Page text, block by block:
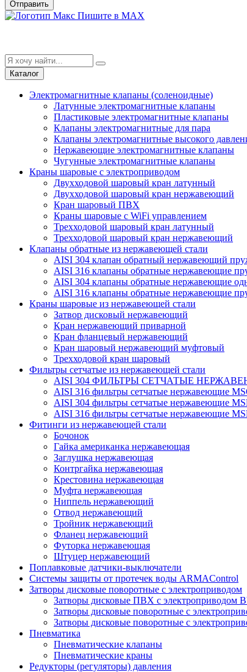
Отправить
Пишите в MAX
Каталог
Электромагнитные клапаны (соленоидные)
Латунные электромагнитные клапаны
Пластиковые электромагнитные клапаны
Клапаны электромагнитные для пара
Клапаны электромагнитные высокого
Нержавеющие электромагнитные клапаны
Чугунные электромагнитные клапаны
Краны шаровые с электроприводом
Двухходовой шаровый кран латунный
Двухходовой шаровый кран нержавеющий
Кран шаровый ПВХ
Краны шаровые с WiFi управлением
Трехходовой шаровый кран латунный
Трехходовой шаровый кран нержавеющий
Клапаны обратные из нержавеющей стали
AISI 304 клапан обратный нержавеющий
AISI 316 клапаны обратные нержавеющие
AISI 304 клапаны обратные нержавеющие
AISI 316 клапаны обратные нержавеющие
Краны шаровые из нержавеющей стали
Затвор дисковый нержавеющий
Кран нержавеющий приварной
Кран фланцевый нержавеющий
Кран шаровый нержавеющий муфтовый
Трехходовой кран шаровый
Фильтры сетчатые из нержавеющей стали
AISI 304 ФИЛЬТРЫ СЕТЧАТЫЕ
AISI 316 фильтры сетчатые нержавеющие
AISI 304 фильтры сетчатые нержавеющие
AISI 316 фильтры сетчатые нержавеющие
Фитинги из нержавеющей стали
Бочонок
Гайка американка нержавеющая
Заглушка нержавеющая
Контргайка нержавеющая
Крестовина нержавеющая
Муфта нержавеющая
Ниппель нержавеющий
Отвод нержавеющий
Тройник нержавеющий
Фланец нержавеющий
Футорка нержавеющая
Штуцер нержавеющий
Поплавковые датчики-выключатели
Системы защиты от протечек воды ARMAControl
Затворы дисковые поворотные с электроприводом
Затворы дисковые ПВХ с электроприводом
Затворы дисковые поворотные с
Затворы дисковые поворотные с
Пневматика
Пневматические клапаны
Пневматические краны
Редукторы (регуляторы) давления